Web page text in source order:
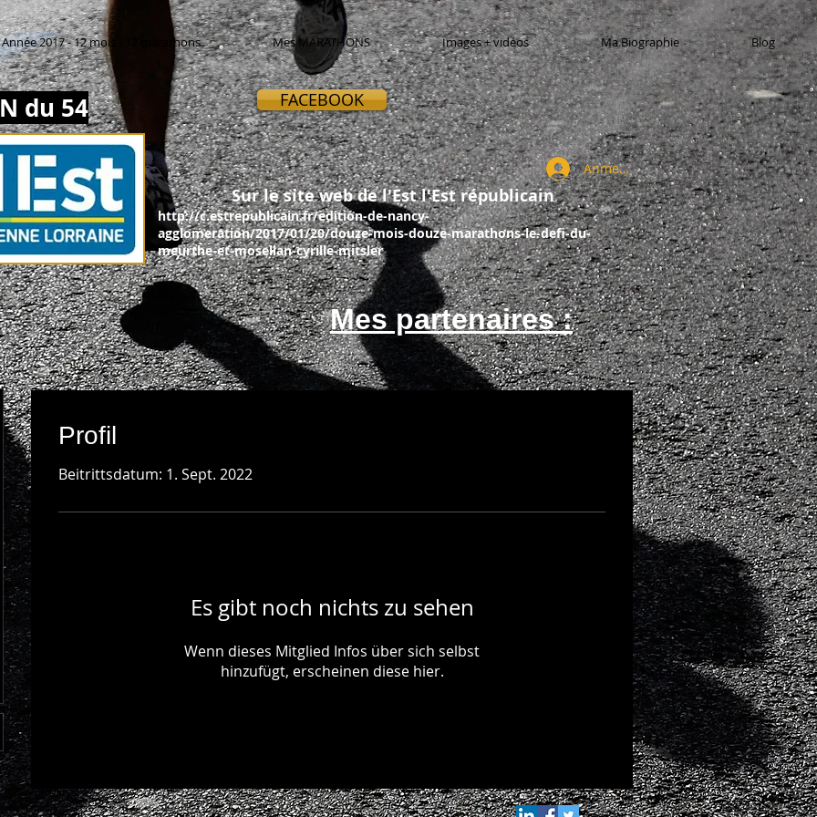
Année 2017 - 12 mois - 12 marathons Mes MARATHONS Images + vidéos Ma Biographie Blog
du 54 FACEBOOK
Sur le site web de l'Est l'Est républicain
http://c.estrepublicain.fr/edition-de-nancy-
agglomeration/2017/01/20/douze-mois-douze-marathons-le-defi-du-
meurthe-et-mosellan-cyrille-mitsler
Anmelden
Mes partenaires :
Profil
Beitrittsdatum: 1. Sept. 2022
Es gibt noch nichts zu sehen
Wenn dieses Mitglied Infos über sich selbst
hinzufügt, erscheinen diese hier.